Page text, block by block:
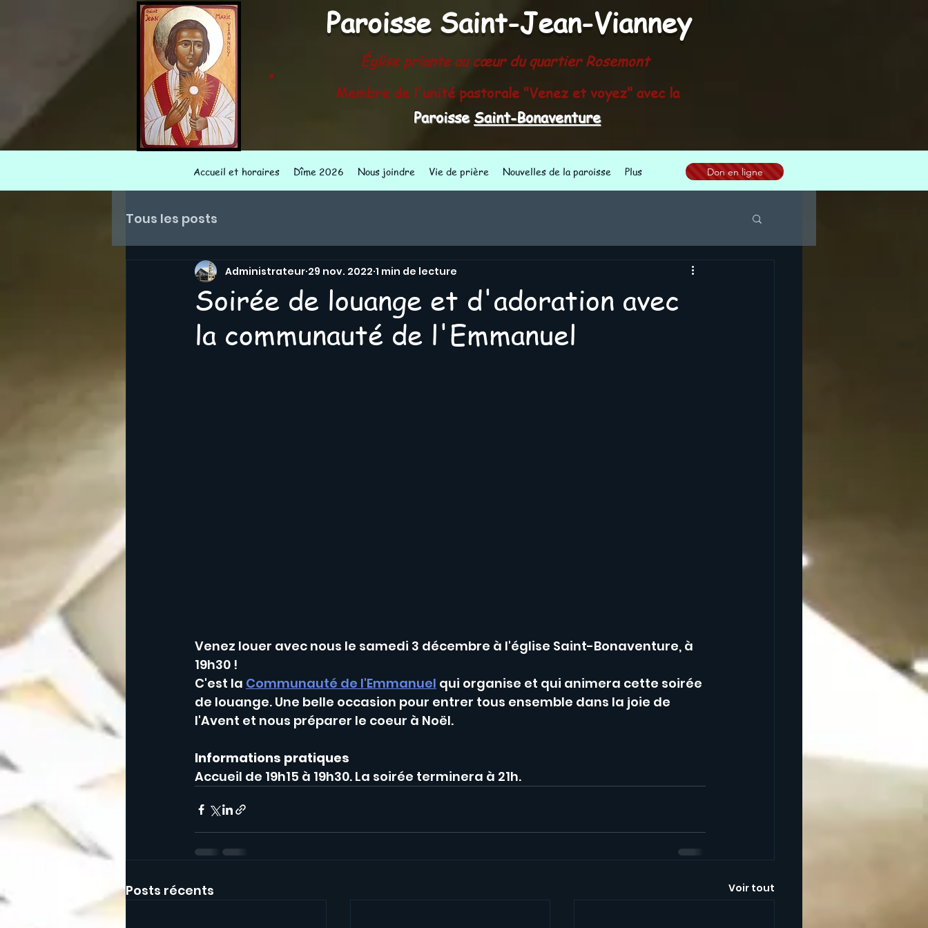
Paroisse Saint-Jean-Vianney
Église priante au cœur du quartier Rosemont
Membre de l'unité pastorale "Venez et voyez" avec la
Paroisse Saint-Bonaventure
Accueil et horaires Dîme 2026 Nous joindre Vie de prière Nouvelles de la paroisse Plus Don en ligne
Tous les posts
Soirée de louange et d'adoration avec
la communauté de l'Emmanuel
Administrateur 29 nov. 2022 1 min de lecture
Venez louer avec nous le samedi 3 décembre à l'église Saint-Bonaventure, à
19h30 !
C'est la Communauté de l'Emmanuel qui organise et qui animera cette soirée
de louange. Une belle occasion pour entrer tous ensemble dans la joie de
l'Avent et nous préparer le coeur à Noël.
Informations pratiques
Accueil de 19h15 à 19h30. La soirée terminera à 21h.
Posts récents Voir tout